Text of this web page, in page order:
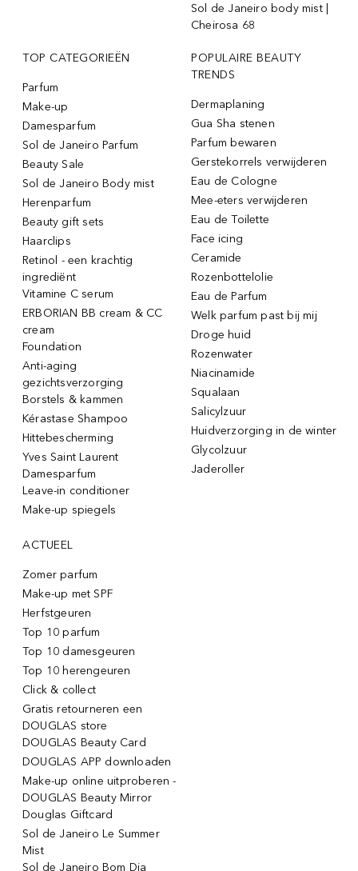
Sol de Janeiro body mist |
Cheirosa 68
TOP CATEGORIEËN
Parfum
Make-up
Damesparfum
Sol de Janeiro Parfum
Beauty Sale
Sol de Janeiro Body mist
Herenparfum
Beauty gift sets
Haarclips
Retinol - een krachtig
ingrediënt
Vitamine C serum
ERBORIAN BB cream & CC
cream
Foundation
Anti-aging
gezichtsverzorging
Borstels & kammen
Kérastase Shampoo
Hittebescherming
Yves Saint Laurent
Damesparfum
Leave-in conditioner
Make-up spiegels
POPULAIRE BEAUTY
TRENDS
Dermaplaning
Gua Sha stenen
Parfum bewaren
Gerstekorrels verwijderen
Eau de Cologne
Mee-eters verwijderen
Eau de Toilette
Face icing
Ceramide
Rozenbottelolie
Eau de Parfum
Welk parfum past bij mij
Droge huid
Rozenwater
Niacinamide
Squalaan
Salicylzuur
Huidverzorging in de winter
Glycolzuur
Jaderoller
ACTUEEL
Zomer parfum
Make-up met SPF
Herfstgeuren
Top 10 parfum
Top 10 damesgeuren
Top 10 herengeuren
Click & collect
Gratis retourneren een
DOUGLAS store
DOUGLAS Beauty Card
DOUGLAS APP downloaden
Make-up online uitproberen -
DOUGLAS Beauty Mirror
Douglas Giftcard
Sol de Janeiro Le Summer
Mist
Sol de Janeiro Bom Dia